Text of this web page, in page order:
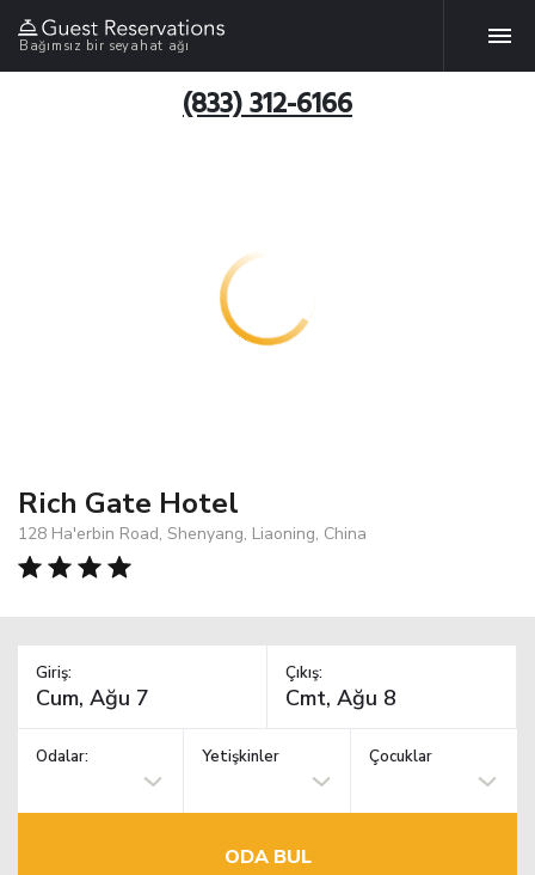
Bağımsız bir seyahat ağı
(833) 312-6166
Rich Gate Hotel
128 Ha'erbin Road, Shenyang, Liaoning, China
Giriş: Çıkış:
Odalar: Yetişkinler Çocuklar
ODA BUL